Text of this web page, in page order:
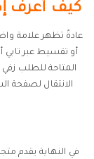
كيف أعرف
عادةً تظهر علامة
أو تقسيط عبر
المتاحة للطلب
الانتقال لصفحة
في النهاية يقدم